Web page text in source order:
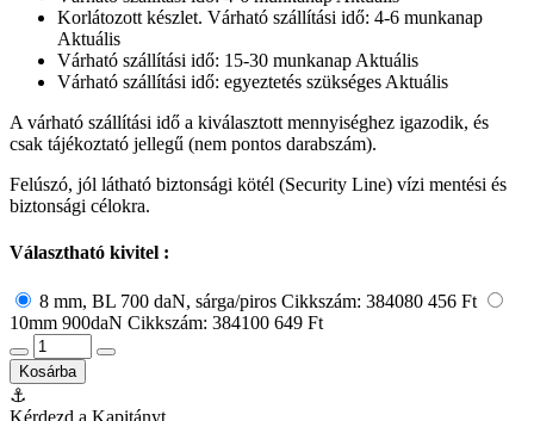
Korlátozott készlet. Várható szállítási idő: 4-6 munkanap
Aktuális
Várható szállítási idő: 15-30 munkanap Aktuális
Várható szállítási idő: egyeztetés szükséges Aktuális
A várható szállítási idő a kiválasztott mennyiséghez igazodik, és
csak tájékoztató jellegű (nem pontos darabszám).
Felúszó, jól látható biztonsági kötél (Security Line) vízi mentési és
biztonsági célokra.
Választható kivitel :
8 mm, BL 700 daN, sárga/piros Cikkszám: 384080 456 Ft
10mm 900daN Cikkszám: 384100 649 Ft
Kosárba
⚓